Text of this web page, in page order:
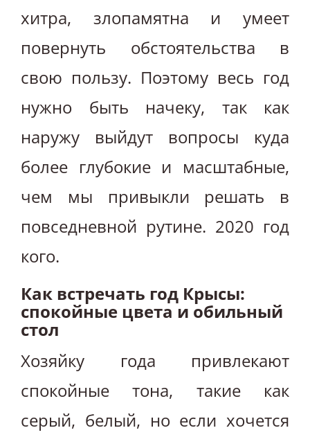
хитра, злопамятна и умеет
повернуть обстоятельства в
свою пользу. Поэтому весь год
нужно быть начеку, так как
наружу выйдут вопросы куда
более глубокие и масштабные,
чем мы привыкли решать в
повседневной рутине. 2020 год
кого.
Как встречать год Крысы:
спокойные цвета и обильный
стол
Хозяйку года привлекают
спокойные тона, такие как
серый, белый, но если хочется